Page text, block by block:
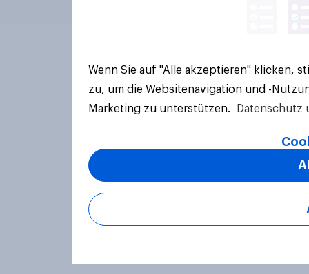
Wenn Sie auf "Alle akzeptieren" klicken,
zu, um die Websitenavigation und -
Marketing zu unterstützen.
Datenschutz